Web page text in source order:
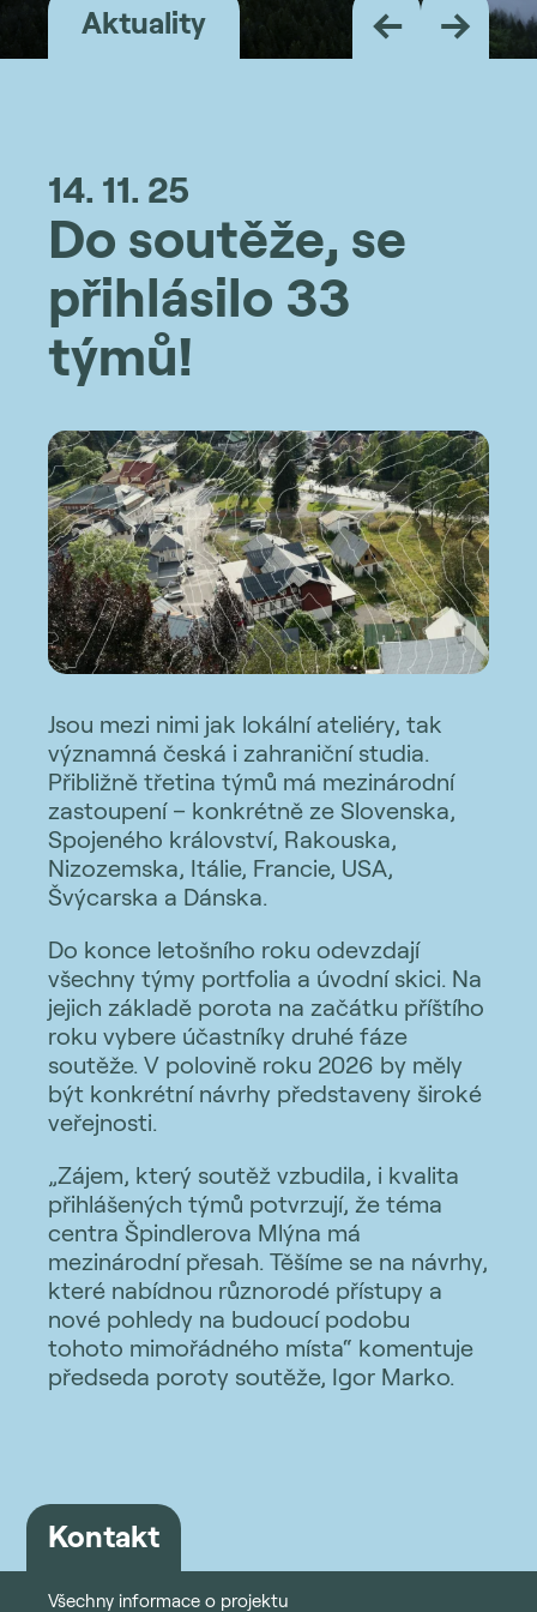
Aktuality ← →
14. 11. 25
Do soutěže, se
přihlásilo 33
týmů!
Jsou mezi nimi jak lokální ateliéry, tak
významná česká i zahraniční studia.
Přibližně třetina týmů má mezinárodní
zastoupení – konkrétně ze Slovenska,
Spojeného království, Rakouska,
Nizozemska, Itálie, Francie, USA,
Švýcarska a Dánska.
Do konce letošního roku odevzdají
všechny týmy portfolia a úvodní skici. Na
jejich základě porota na začátku příštího
roku vybere účastníky druhé fáze
soutěže. V polovině roku 2026 by měly
být konkrétní návrhy představeny široké
veřejnosti.
„Zájem, který soutěž vzbudila, i kvalita
přihlášených týmů potvrzují, že téma
centra Špindlerova Mlýna má
mezinárodní přesah. Těšíme se na návrhy,
které nabídnou různorodé přístupy a
nové pohledy na budoucí podobu
tohoto mimořádného místa“ komentuje
předseda poroty soutěže, Igor Marko.
Kontakt
Všechny informace o projektu